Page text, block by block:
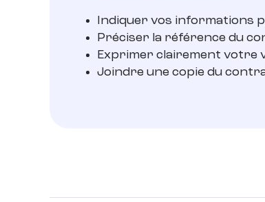
Indiquer vos informations
Préciser la référence du
Exprimer clairement votre
Joindre une copie du